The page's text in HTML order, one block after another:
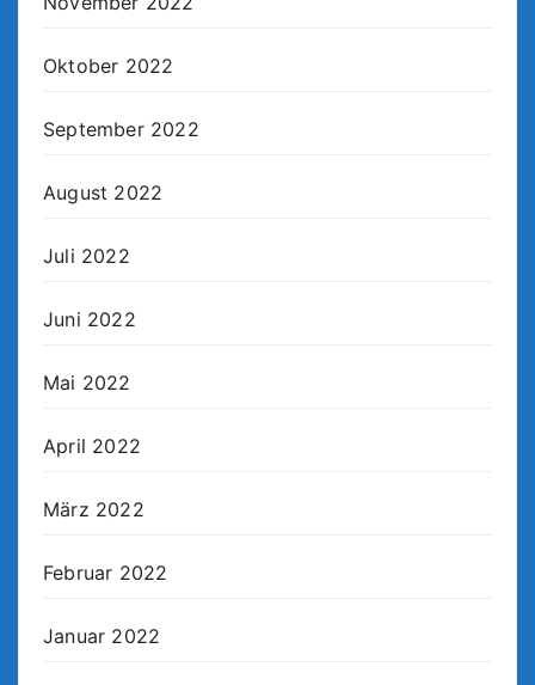
Oktober 2022
September 2022
August 2022
Juli 2022
Juni 2022
Mai 2022
April 2022
März 2022
Februar 2022
Januar 2022